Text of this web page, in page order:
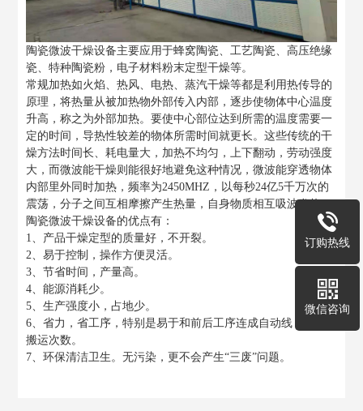
陶瓷微波干燥设备主要应用于蜂窝陶瓷、工艺陶瓷、高压绝缘
瓷、特种陶瓷粉，电子材料粉末定型干燥等。
常规加热如火焰、热风、电热、蒸汽干燥等都是利用热传导的
原理，将热量从被加热物外部传入内部，逐步使物体中心温度
升高，称之为外部加热。要使中心部位达到所需的温度需要一
定的时间，导热性较差的物体所需时间就更长。这些传统的干
燥方法时间长、耗电量大，加热不均匀，上下翻动，劳动强度
大，而微波能干燥则能很好地避免这种情况，微波能穿透物体
内部里外同时加热，频率为2450MHZ，以每秒24亿5千万次的
震荡，分子之间互相摩擦产生热量，自身物质相互吸波发热。
陶瓷微波干燥设备的优点有：
1、产品干燥定型的质量好，不开裂。
2、易于控制，操作方便灵活。
3、节省时间，产量高。
4、能源消耗少。
5、生产强度小，占地少。
6、省力，省工序，特别是易于和前后工序连成自动线，减少
搬运次数。
7、环保清洁卫生。无污染，更不会产生“三废”问题。
订购热线
微信咨询